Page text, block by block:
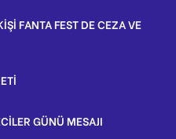
FANTA FEST DE CEZA VE
GÜNÜ MESAJI